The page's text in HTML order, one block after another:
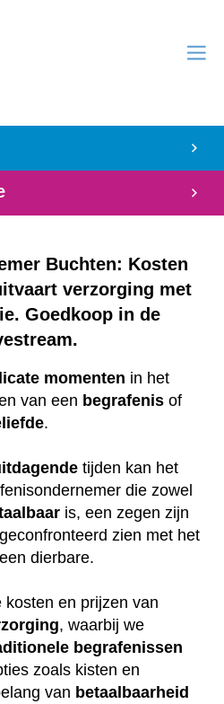
Buchten: Kosten
verzorging met
Goedkoop in de
momenten in het
van een begrafenis of
.
tijden kan het
die zowel
is, een zegen zijn
zien met het
dierbare.
en prijzen van
, waarbij we
begrafenissen
zoals kisten en
van betaalbaarheid